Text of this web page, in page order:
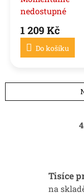
nedostupné
1 209 Kč
Do košíku
Tisíce
na